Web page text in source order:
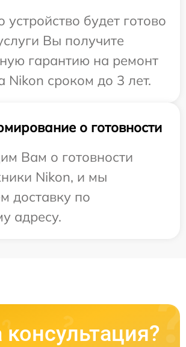
устройство будет готово
Вы получите
гарантию на ремонт
Nikon сроком до 3 лет.
о готовности
Вам о готовности
Nikon, и мы
доставку по
адресу.